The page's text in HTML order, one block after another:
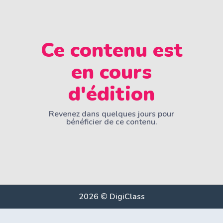
Ce contenu est
en cours
d'édition
Revenez dans quelques jours pour
bénéficier de ce contenu.
2026 © DigiClass